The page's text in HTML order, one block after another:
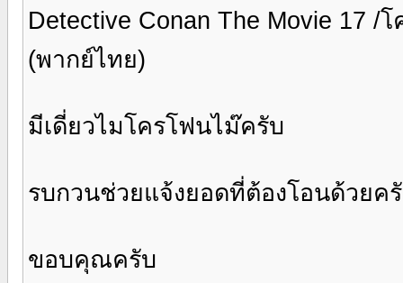
Detective Conan The Movie 17
(พากย์ไทย)
มีเดี่ยวไมโครโฟนไม๊ครับ
รบกวนช่วยแจ้งยอดที่ต้องโอนด้วยค
ขอบคุณครับ